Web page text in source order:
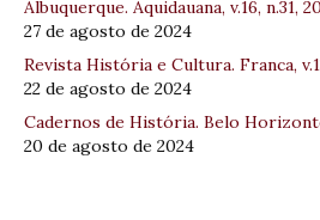
Albuquerque. Aquidauana, v.16, n.31,
27 de agosto de 2024
Revista História e Cultura. Franca,
22 de agosto de 2024
Cadernos de História. Belo
20 de agosto de 2024